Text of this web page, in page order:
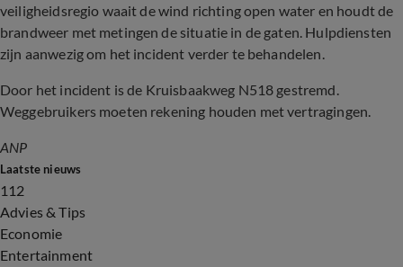
veiligheidsregio waait de wind richting open water en houdt de
brandweer met metingen de situatie in de gaten. Hulpdiensten
zijn aanwezig om het incident verder te behandelen.
Door het incident is de Kruisbaakweg N518 gestremd.
Weggebruikers moeten rekening houden met vertragingen.
ANP
Laatste nieuws
112
Advies & Tips
Economie
Entertainment